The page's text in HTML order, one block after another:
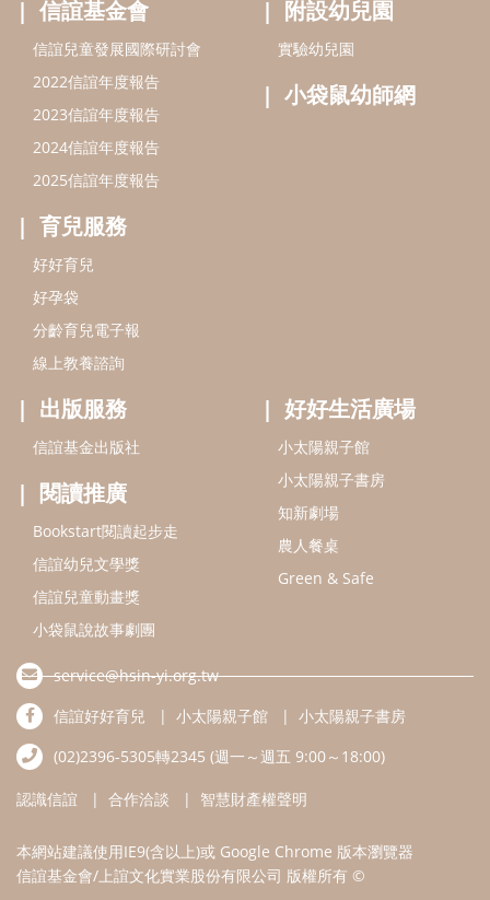
信誼基金會
信誼兒童發展國際研討會
2022信誼年度報告
2023信誼年度報告
2024信誼年度報告
2025信誼年度報告
育兒服務
好好育兒
好孕袋
分齡育兒電子報
線上教養諮詢
附設幼兒園
實驗幼兒園
小袋鼠幼師網
出版服務
信誼基金出版社
閱讀推廣
Bookstart閱讀起步走
信誼幼兒文學獎
信誼兒童動畫獎
小袋鼠說故事劇團
好好生活廣場
小太陽親子館
小太陽親子書房
知新劇場
農人餐桌
Green & Safe
service@hsin-yi.org.tw
信誼好好育兒
小太陽親子館
小太陽親子書房
(02)2396-5305轉2345 (週一～週五 9:00～18:00)
認識信誼 合作洽談 智慧財產權聲明
本網站建議使用IE9(含以上)或 Google Chrome 版本瀏覽器
信誼基金會/上誼文化實業股份有限公司 版權所有 ©